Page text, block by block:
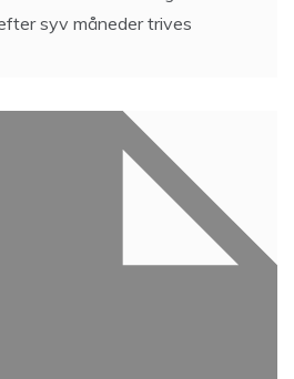
syv måneder trives